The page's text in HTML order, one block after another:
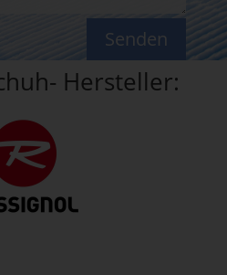
Senden
Hersteller: